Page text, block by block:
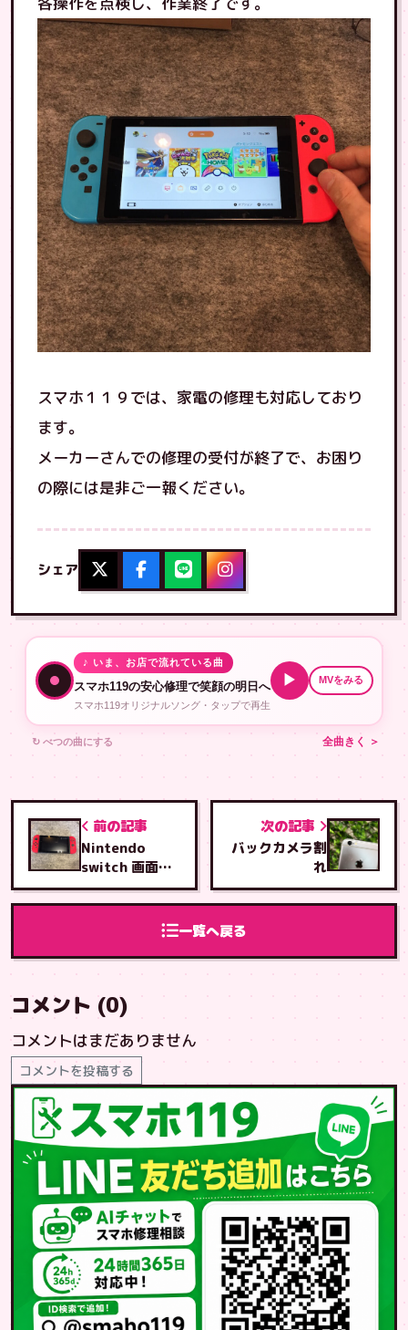
スマホ１１９では、家電の修理も対応しており
ます。
メーカーさんでの修理の受付が終了で、お困り
の際には是非ご一報ください。
シェア
♪ いま、お店で流れている曲
スマホ119の安心修理で笑顔の明日へ
スマホ119オリジナルソング・タップで再生
▶ MVをみる
↻ べつの曲にする 全曲きく ＞
前の記事
Nintendo
switch 画面、
アナログスティ
ック交換修理
一覧へ戻る
次の記事
バックカメラ割
れ
コメント (0)
コメントはまだありません
コメントを投稿する